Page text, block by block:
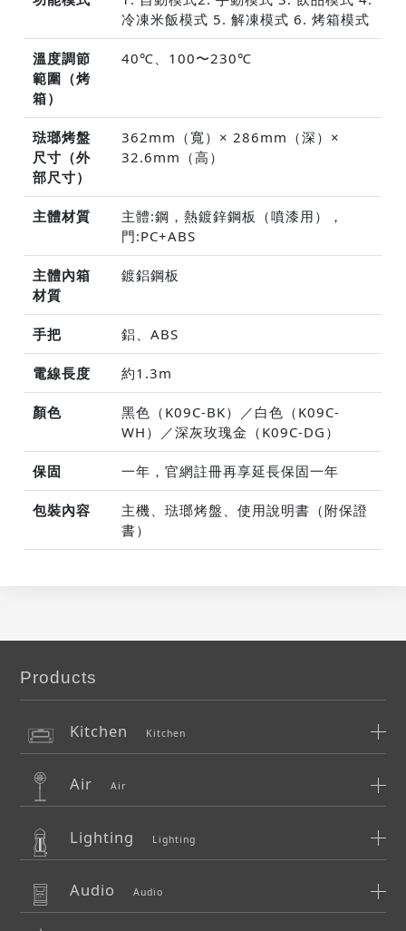
冷凍米飯模式 5. 解凍模式 6. 烤箱模式
溫度調節
範圍（烤
箱）
40℃、100〜230℃
琺瑯烤盤
尺寸（外
部尺寸）
362mm（寬）× 286mm（深）×
32.6mm（高）
主體材質
主體:鋼，熱鍍鋅鋼板（噴漆用），
門:PC+ABS
主體內箱
材質
鍍鋁鋼板
手把 鋁、ABS
電線長度 約1.3m
顏色
黑色（K09C-BK）／白色（K09C-
WH）／深灰玫瑰金（K09C-DG）
保固 一年，官網註冊再享延長保固一年
包裝內容
主機、琺瑯烤盤、使用說明書（附保證
書）
Products
Kitchen Kitchen
Air Air
Lighting Lighting
Audio Audio